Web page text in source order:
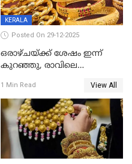
KERALA
Posted On 29-12-2025
ഒരാഴ്ചയ്ക്ക് ശേഷം ഇന്ന്
കുറഞ്ഞു, രാവിലെ
ഇടിവ്
1 Min Read View All